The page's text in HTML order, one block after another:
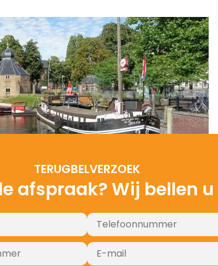
ZONNEPANELEN LATEN INSTALLEREN IN BREDA
ZONNEPANELEN LATEN INSTALLEREN IN BREDA
ZONNEPANELEN LATEN INSTALLEREN IN BREDA
ZONNEPANELEN LATEN INSTALLEREN IN BREDA
ZONNEPANELEN LATEN INSTALLEREN IN BREDA
ZONNEPANELEN LATEN INSTALLEREN IN BREDA
TERUGBELVERZOEK
afspraak? Wij bellen